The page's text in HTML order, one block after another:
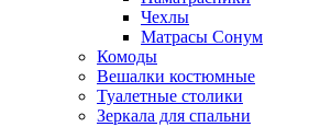
Чехлы
Матрасы Сонум
Комоды
Вешалки костюмные
Туалетные столики
Зеркала для спальни